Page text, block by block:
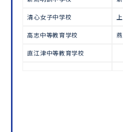
清心女子中学校
高志中等教育学校
直江津中等教育学校